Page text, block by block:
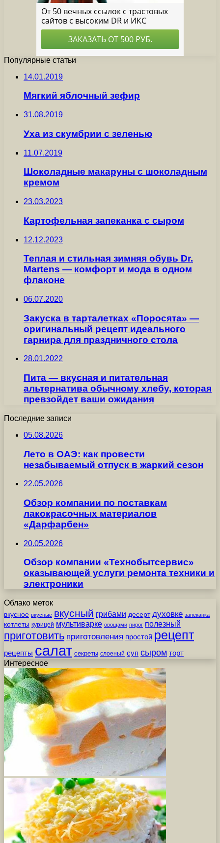
Популярные статьи
14.01.2019
Мягкий яблочный зефир
31.08.2019
Уха из скумбрии с зеленью
11.07.2019
Шоколадные макаруны с шоколадным
кремом
23.03.2023
Картофельная запеканка с сыром
12.12.2023
Теплая и стильная зимняя обувь Dr.
Martens — комфорт и мода в одном
флаконе
06.07.2020
Закуска в тарталетках «Поросята» —
оригинальный рецепт идеального
гарнира для праздничного стола
28.01.2022
Пита — вкусная и питательная
альтернатива обычному хлебу, которая
превзойдет ваши ожидания
Последние записи
05.08.2026
Лето в ОАЭ: как провести
незабываемый отпуск в жаркий сезон
22.05.2026
Обзор компании по поставкам
лакокрасочных материалов
«Дарфарбен»
20.05.2026
Обзор компании «Технобытсервис»
оказывающей услуги ремонта техники и
электроники
Облако меток
вкусное вкусные вкусный грибами десерт духовке запеканка
котлеты курицей мультиварке овощами пирог полезный
приготовить приготовления простой рецепт
рецепты салат секреты слоеный суп сыром торт
Интересное